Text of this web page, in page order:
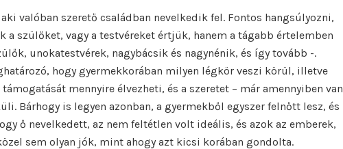
valóban szerető családban nevelkedik fel. Fontos hangsúlyozni,
a szülőket, vagy a testvéreket értjük, hanem a tágabb értelemben
unokatestvérek, nagybácsik és nagynénik, és így tovább -.
hogy gyermekkorában milyen légkör veszi körül, illetve
mennyire élvezheti, és a szeretet – már amennyiben van
Bárhogy is legyen azonban, a gyermekből egyszer felnőtt lesz, és
ő nevelkedett, az nem feltétlen volt ideális, és azok az emberek,
sem olyan jók, mint ahogy azt kicsi korában gondolta.